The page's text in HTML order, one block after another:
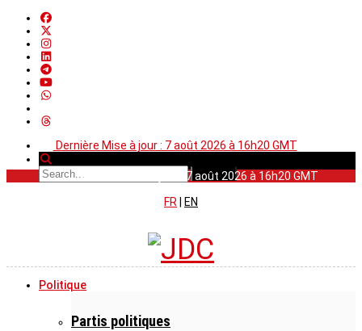
Dernière Mise à jour : 7 août 2026 à 16h20 GMT
Dernière Mise à jour : 7 août 2026 à 16h20 GMT
FR
EN
Politique
Partis politiques